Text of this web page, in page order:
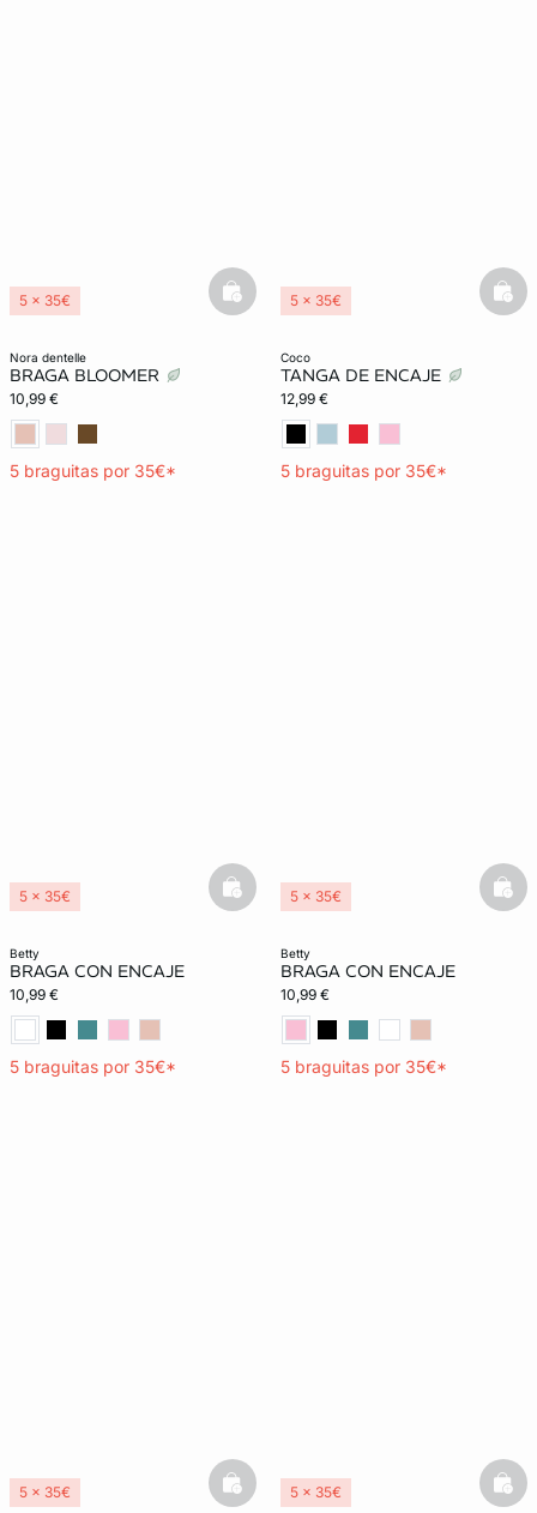
nora dentelle
BRAGA BLOOMER
10,99 €
5 braguitas por 35€*
5 x 35€ basketfull
coco
TANGA DE ENCAJE
12,99 €
5 braguitas por 35€*
5 x 35€
betty
BRAGA CON ENCAJE
10,99 €
5 braguitas por 35€*
5 x 35€ basketfull
betty
BRAGA CON ENCAJE
10,99 €
5 braguitas por 35€*
5 x 35€
5 x 35€ basketfull5 x 35€